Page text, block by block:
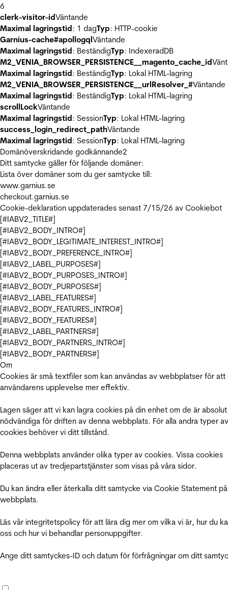
6
clerk-visitor-idVäntande
Maximal lagringstid: 1 dagTyp: HTTP-cookie
Garnius-cache#apollogqlVäntande
Maximal lagringstid: BeständigTyp: IndexeradDB
M2_VENIA_BROWSER_PERSISTENCE__magento_cache_id
Maximal lagringstid: BeständigTyp: Lokal HTML-lagring
M2_VENIA_BROWSER_PERSISTENCE__urlResolver_#Väntande
Maximal lagringstid: BeständigTyp: Lokal HTML-lagring
scrollLockVäntande
Maximal lagringstid: SessionTyp: Lokal HTML-lagring
success_login_redirect_pathVäntande
Maximal lagringstid: SessionTyp: Lokal HTML-lagring
Domänöverskridande godkännande2
Ditt samtycke gäller för följande domäner:
Lista över domäner som du ger samtycke till:
www.garnius.se
checkout.garnius.se
Cookie-deklaration uppdaterades senast 7/15/26 av Cookiebot
[#IABV2_TITLE#]
[#IABV2_BODY_INTRO#]
[#IABV2_BODY_LEGITIMATE_INTEREST_INTRO#]
[#IABV2_BODY_PREFERENCE_INTRO#]
[#IABV2_LABEL_PURPOSES#]
[#IABV2_BODY_PURPOSES_INTRO#]
[#IABV2_BODY_PURPOSES#]
[#IABV2_LABEL_FEATURES#]
[#IABV2_BODY_FEATURES_INTRO#]
[#IABV2_BODY_FEATURES#]
[#IABV2_LABEL_PARTNERS#]
[#IABV2_BODY_PARTNERS_INTRO#]
[#IABV2_BODY_PARTNERS#]
Om
Cookies är små textfiler som kan användas av webbplatser för att
användarens upplevelse mer effektiv.
Lagen säger att vi kan lagra cookies på din enhet om de är absolut
nödvändiga för driften av denna webbplats. För alla andra typer av
cookies behöver vi ditt tillstånd.
Denna webbplats använder olika typer av cookies. Vissa cookies
placeras ut av tredjepartstjänster som visas på våra sidor.
Du kan ändra eller återkalla ditt samtycke via Cookie Statement
webbplats.
Läs vår integritetspolicy för att lära dig mer om vilka vi är, hur du
oss och hur vi behandlar personuppgifter.
Ange ditt samtyckes-ID och datum för förfrågningar om ditt